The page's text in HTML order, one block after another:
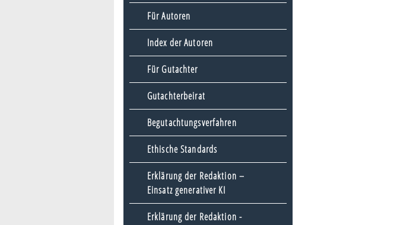
Für Autoren
Index der Autoren
Für Gutachter
Gutachterbeirat
Begutachtungsverfahren
Ethische Standards
Erklärung der Redaktion –
Einsatz generativer KI
Erklärung der Redaktion -